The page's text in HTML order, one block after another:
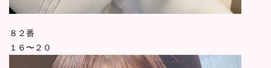
８２番
１６〜２０